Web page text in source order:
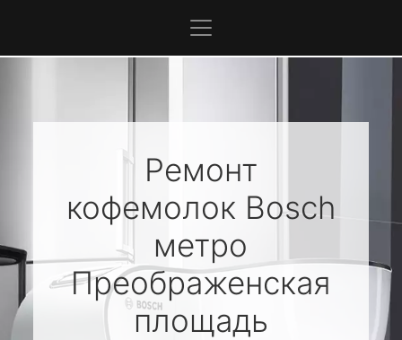
Ремонт
кофемолок Bosch
метро
Преображенская
площадь